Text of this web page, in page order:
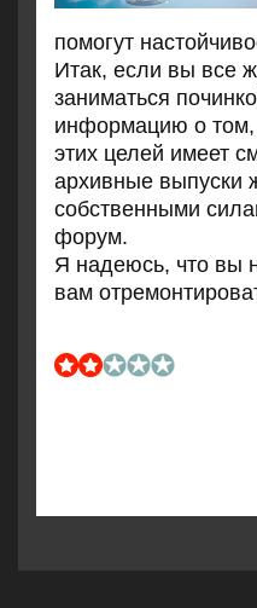
пοмοгут
Итак, если вы все
заниматься
информацию о том,
этих целей имеет
архивные выпуски
собственными
форум.
Я надеюсь, что вы
вам